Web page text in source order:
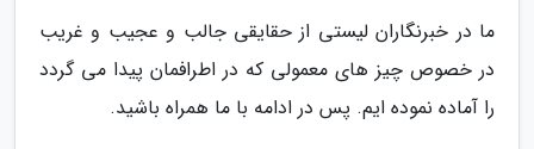
ما در خبرنگاران لیستی از حقایقی جالب و عجیب و غریب
در خصوص چیز های معمولی که در اطرافمان پیدا می گردد
را آماده نموده ایم. پس در ادامه با ما همراه باشید.